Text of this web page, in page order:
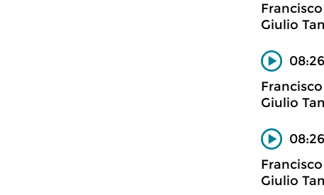
Giulio
Giulio
Giulio